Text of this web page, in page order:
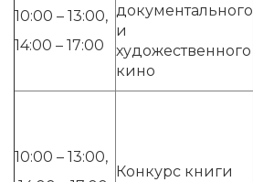
10:00 – 13:00,
14:00 – 17:00
документального
и
художественного
кино
10:00 – 13:00,
Конкурс книги